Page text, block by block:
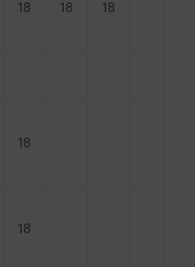
18 18 18
18
18